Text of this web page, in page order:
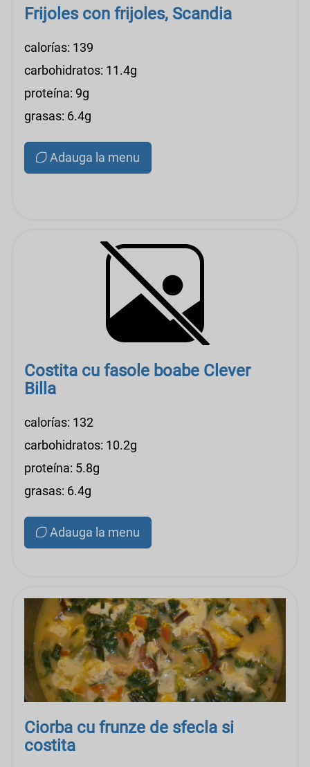
Frijoles con frijoles, Scandia
calorías: 139
carbohidratos: 11.4g
proteína: 9g
grasas: 6.4g
Adauga la menu
Costita cu fasole boabe Clever
Billa
calorías: 132
carbohidratos: 10.2g
proteína: 5.8g
grasas: 6.4g
Adauga la menu
Ciorba cu frunze de sfecla si
costita